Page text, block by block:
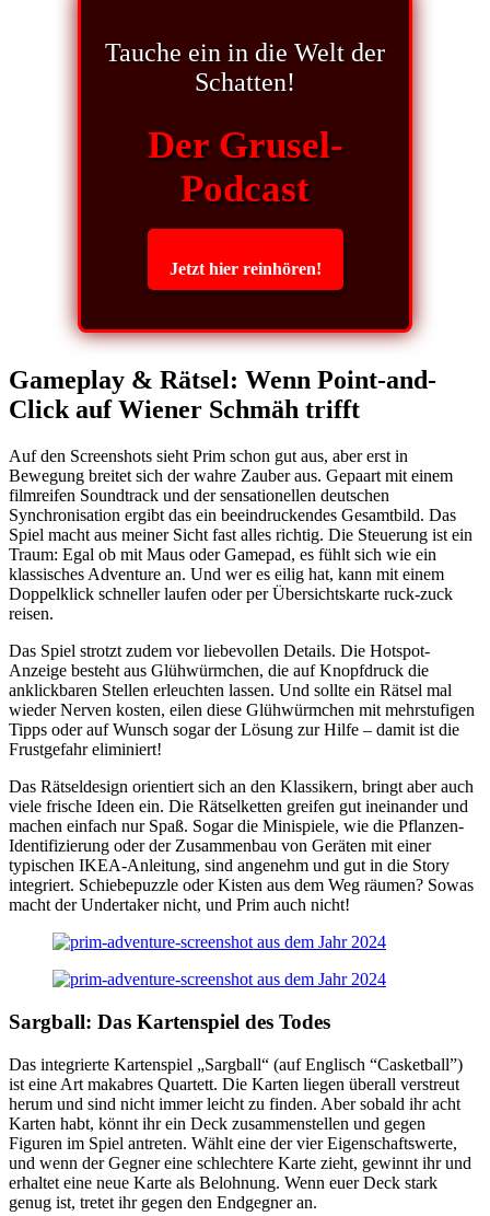
Tauche ein in die Welt der
Schatten!
Der Grusel-
Podcast
Jetzt hier reinhören!
Gameplay & Rätsel: Wenn Point-and-
Click auf Wiener Schmäh trifft
Auf den Screenshots sieht Prim schon gut aus, aber erst in
Bewegung breitet sich der wahre Zauber aus. Gepaart mit einem
filmreifen Soundtrack und der sensationellen deutschen
Synchronisation ergibt das ein beeindruckendes Gesamtbild. Das
Spiel macht aus meiner Sicht fast alles richtig. Die Steuerung ist ein
Traum: Egal ob mit Maus oder Gamepad, es fühlt sich wie ein
klassisches Adventure an. Und wer es eilig hat, kann mit einem
Doppelklick schneller laufen oder per Übersichtskarte ruck-zuck
reisen.
Das Spiel strotzt zudem vor liebevollen Details. Die Hotspot-
Anzeige besteht aus Glühwürmchen, die auf Knopfdruck die
anklickbaren Stellen erleuchten lassen. Und sollte ein Rätsel mal
wieder Nerven kosten, eilen diese Glühwürmchen mit mehrstufigen
Tipps oder auf Wunsch sogar der Lösung zur Hilfe – damit ist die
Frustgefahr eliminiert!
Das Rätseldesign orientiert sich an den Klassikern, bringt aber auch
viele frische Ideen ein. Die Rätselketten greifen gut ineinander und
machen einfach nur Spaß. Sogar die Minispiele, wie die Pflanzen-
Identifizierung oder der Zusammenbau von Geräten mit einer
typischen IKEA-Anleitung, sind angenehm und gut in die Story
integriert. Schiebepuzzle oder Kisten aus dem Weg räumen? Sowas
macht der Undertaker nicht, und Prim auch nicht!
Sargball: Das Kartenspiel des Todes
Das integrierte Kartenspiel „Sargball“ (auf Englisch “Casketball”)
ist eine Art makabres Quartett. Die Karten liegen überall verstreut
herum und sind nicht immer leicht zu finden. Aber sobald ihr acht
Karten habt, könnt ihr ein Deck zusammenstellen und gegen
Figuren im Spiel antreten. Wählt eine der vier Eigenschaftswerte,
und wenn der Gegner eine schlechtere Karte zieht, gewinnt ihr und
erhaltet eine neue Karte als Belohnung. Wenn euer Deck stark
genug ist, tretet ihr gegen den Endgegner an.